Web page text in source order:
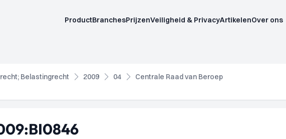
ProductBranchesPrijzenVeiligheid & PrivacyArtikelenOver ons
Belastingrecht 2009 04
Centrale Raad van Beroep